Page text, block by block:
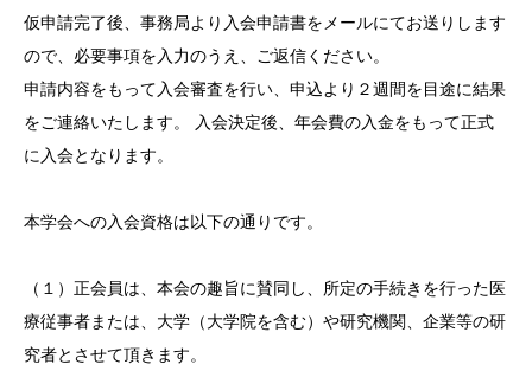
仮申請完了後、事務局より入会申請書をメールにてお送りします
ので、必要事項を入力のうえ、ご返信ください。
申請内容をもって入会審査を行い、申込より２週間を目途に結果
をご連絡いたします。 入会決定後、年会費の入金をもって正式
に入会となります。
本学会への入会資格は以下の通りです。
（１）正会員は、本会の趣旨に賛同し、所定の手続きを行った医
療従事者または、大学（大学院を含む）や研究機関、企業等の研
究者とさせて頂きます。